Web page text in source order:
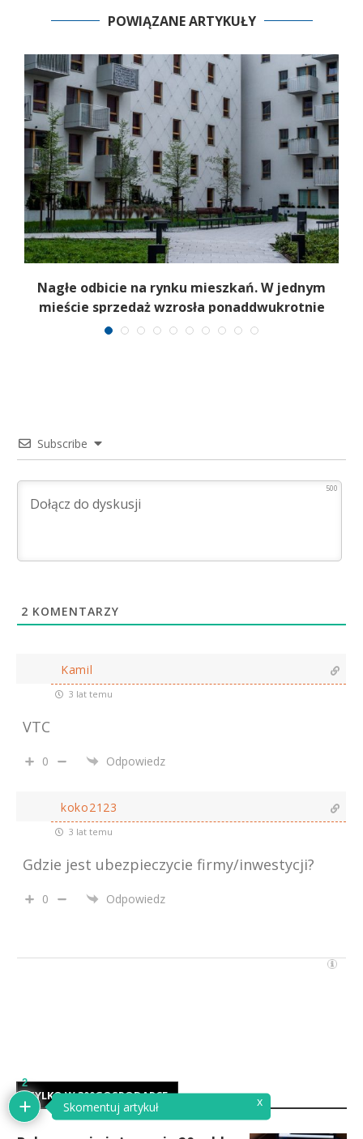
POWIĄZANE ARTYKUŁY
Nagłe odbicie na rynku mieszkań. W jednym
mieście sprzedaż wzrosła ponaddwukrotnie
Subscribe
500
2 KOMENTARZY
Kamil
3 lat temu
VTC
0 Odpowiedz
koko2123
3 lat temu
Gdzie jest ubezpieczycie firmy/inwestycji?
0 Odpowiedz
TYLKO W 300GOSPODARCE
2
Skomentuj artykuł x